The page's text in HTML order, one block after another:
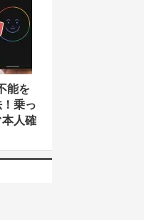
能を
乗っ
人確